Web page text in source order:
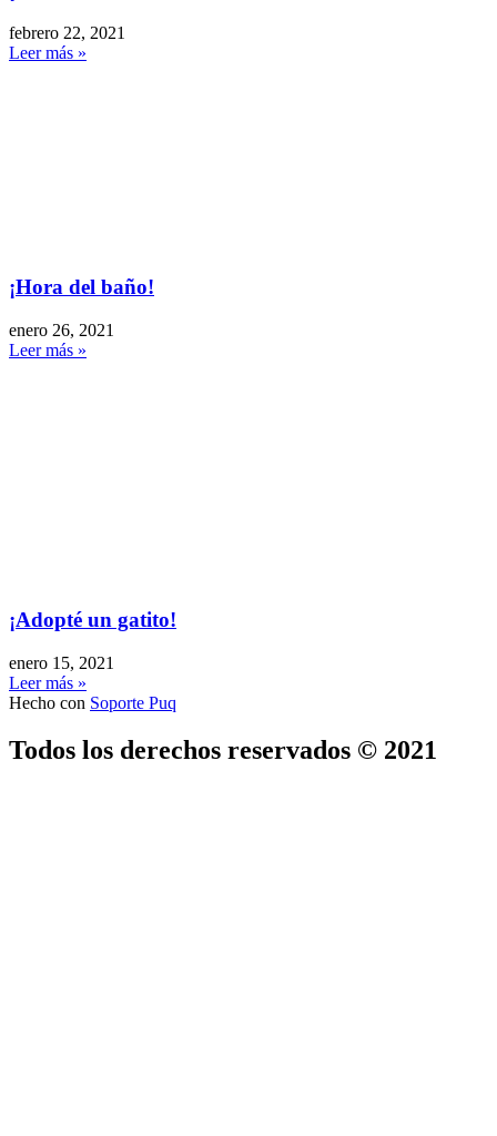
febrero 22, 2021
Leer más »
¡Hora del baño!
enero 26, 2021
Leer más »
¡Adopté un gatito!
enero 15, 2021
Leer más »
Hecho con Soporte Puq
Todos los derechos reservados © 2021